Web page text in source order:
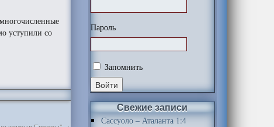
уступили со
Пароль
Запомнить
Свежие записи
Сассуоло – Аталанта 1:4